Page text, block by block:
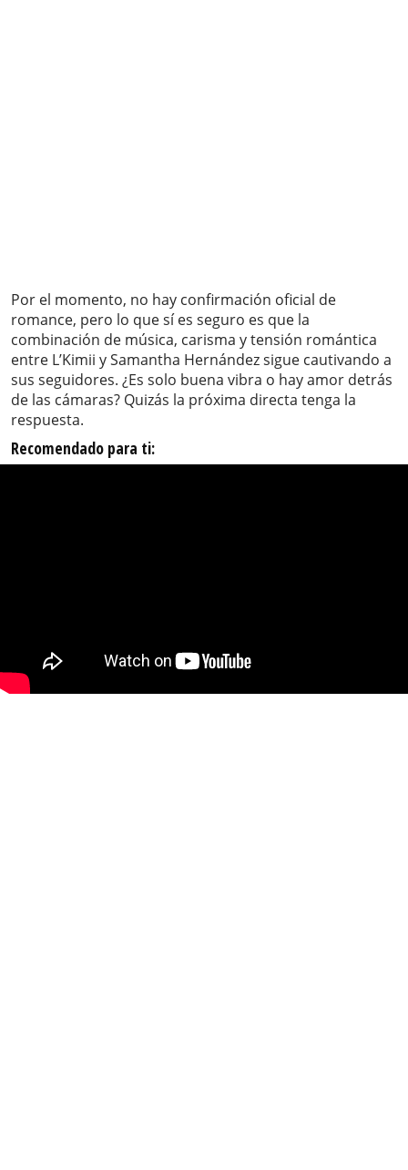
Por el momento, no hay confirmación oficial de
romance, pero lo que sí es seguro es que la
combinación de música, carisma y tensión romántica
entre L’Kimii y Samantha Hernández sigue cautivando a
sus seguidores. ¿Es solo buena vibra o hay amor detrás
de las cámaras? Quizás la próxima directa tenga la
respuesta.
Recomendado para ti: